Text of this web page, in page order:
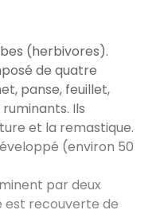
(herbivores).
de quatre
panse, feuillet,
Ils
et la remastique.
(environ 50
par deux
recouverte de